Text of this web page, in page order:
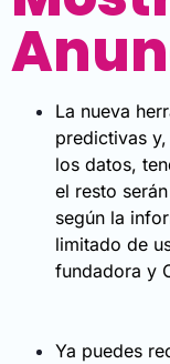
La nueva
predictivas
los datos,
el resto
según la
limitado de
fundadora y
Ya puedes